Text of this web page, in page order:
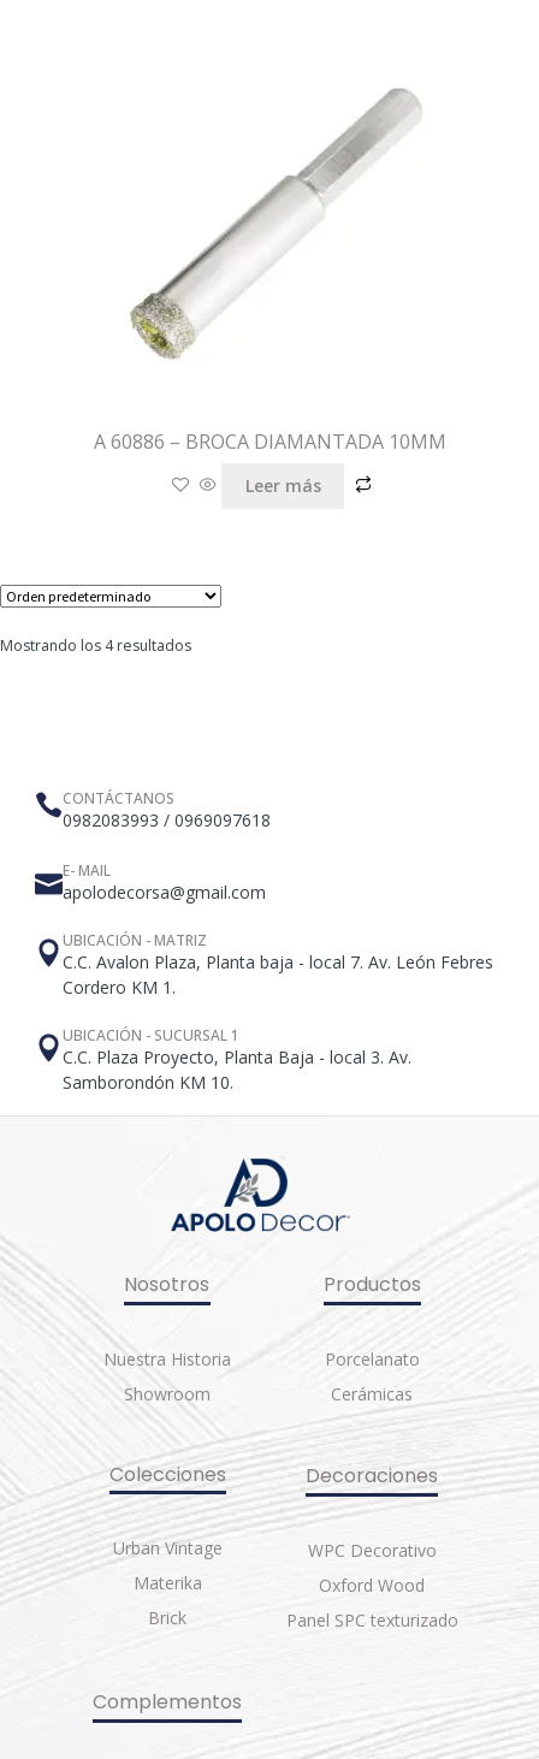
A 60886 – BROCA DIAMANTADA 10MM
Leer más
Mostrando los 4 resultados
CONTÁCTANOS
0982083993 / 0969097618
E- MAIL
apolodecorsa@gmail.com
UBICACIÓN - MATRIZ
C.C. Avalon Plaza, Planta baja - local 7. Av. León Febres
Cordero KM 1.
UBICACIÓN - SUCURSAL 1
C.C. Plaza Proyecto, Planta Baja - local 3. Av.
Samborondón KM 10.
Nosotros
Nuestra Historia
Showroom
Productos
Porcelanato
Cerámicas
Colecciones
Urban Vintage
Materika
Brick
Decoraciones
WPC Decorativo
Oxford Wood
Panel SPC texturizado
Complementos